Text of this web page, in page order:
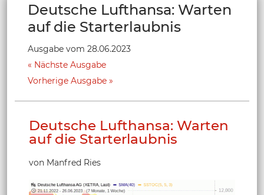
Deutsche Lufthansa: Warten
auf die Starterlaubnis
Ausgabe vom 28.06.2023
Nächste Ausgabe
Vorherige Ausgabe
Deutsche Lufthansa: Warten
auf die Starterlaubnis
von Manfred Ries